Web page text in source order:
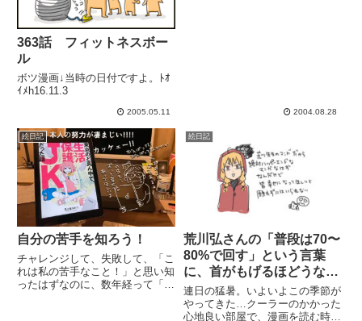
363話 フィットネスボー
ル
ボツ漫画↓当時の日付ですよ。ﾄｵ
ｲﾒh16.11.3
2005.05.11 2004.08.28
絵日記
自分の苦手を知ろう！
チャレンジして、失敗して、「こ
れは私の苦手なこと！」と思い知
ったはずなのに、数年経って「も
絵日記
荒川弘さんの「普段は70〜
80%で回す」という言葉
に、首がもげるほどうなず
いた話
連日の猛暑。いよいよこの季節が
やってきた…クーラーのかかった
心地良い部屋で、漫画を読む時間